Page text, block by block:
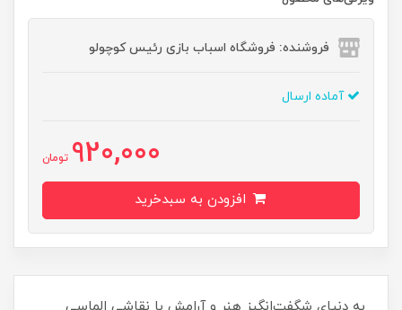
فروشنده: فروشگاه اسباب بازی رئیس کوچولو
آماده ارسال
920,000 تومان